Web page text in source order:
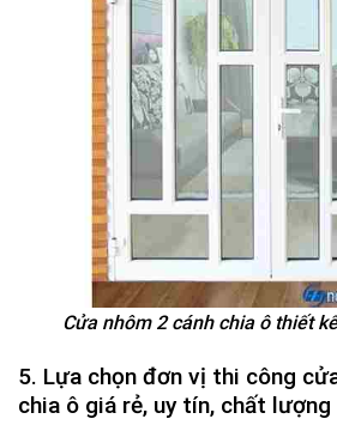
Cửa nhôm 2 cánh chia ô thiết
5. Lựa chọn đơn vị thi công
chia ô giá rẻ, uy tín, chất lượng